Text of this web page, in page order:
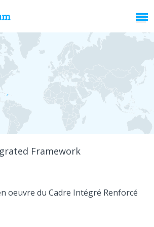
Framework
oeuvre du Cadre Intégré Renforcé